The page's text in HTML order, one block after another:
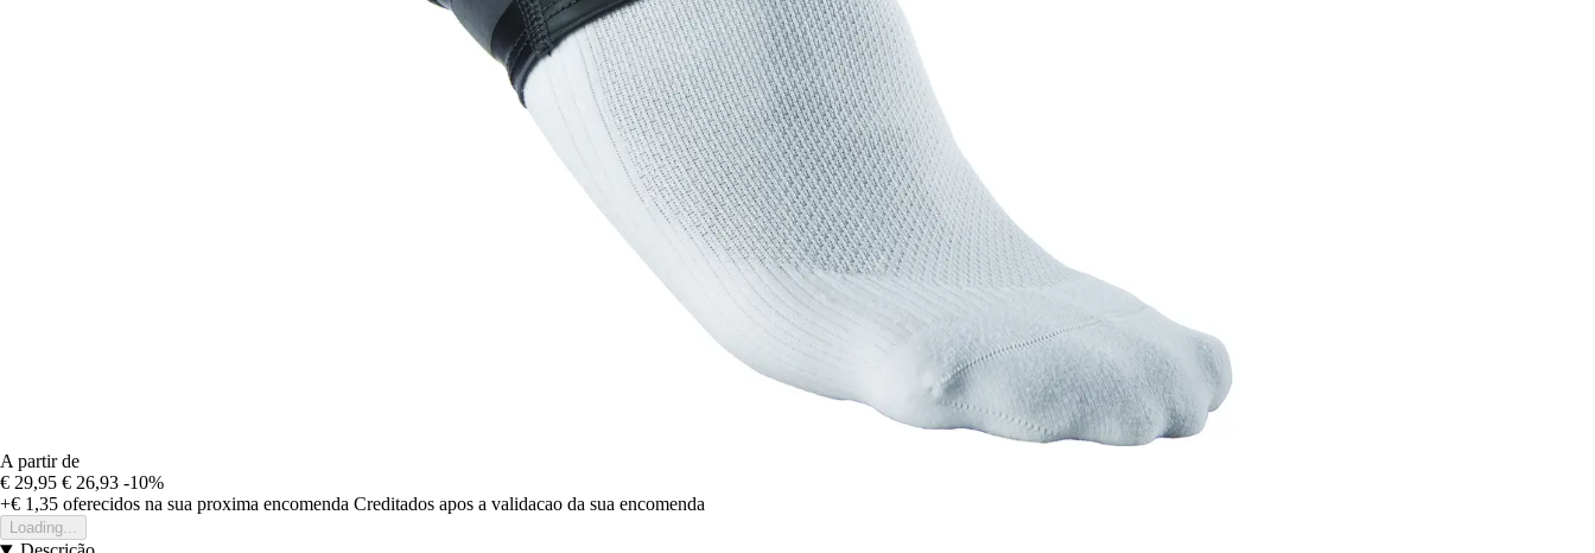
A partir de
€ 29,95 € 26,93 -10%
+€ 1,35 oferecidos na sua proxima encomenda Creditados apos a validacao da sua encomenda
Loading...